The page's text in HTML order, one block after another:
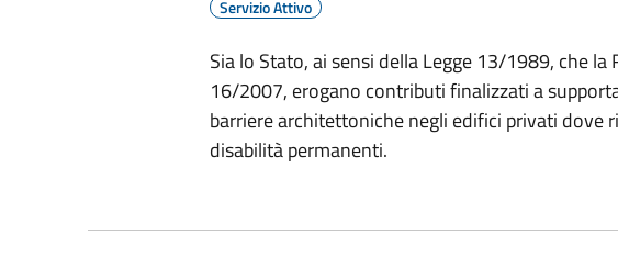
Servizio Attivo
Sia lo Stato, ai sensi della Legge 13/1989, che la
16/2007, erogano contributi finalizzati a
barriere architettoniche negli edifici privati dove
disabilità permanenti.